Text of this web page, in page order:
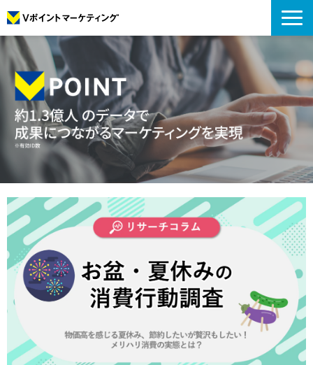
私たちについて
データについて
プロモーション
アナリティクス
導入事例
コラム
お役立ち資料